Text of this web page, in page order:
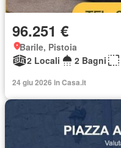
96.251 €
Barile, Pistoia
2 Locali
2 Bagni
24 giu 2026 in Casa.it